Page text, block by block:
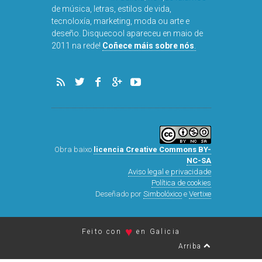
de música, letras, estilos de vida,
tecnoloxía, marketing, moda ou arte e
deseño. Disquecool apareceu en maio de
2011 na rede! Coñece máis sobre nós
Obra baixo licencia Creative Commons BY-
NC-SA
Aviso legal e privacidade
Política de cookies
Deseñado por Simbolóxicoe Vertixe
Feito con ♥ en Galicia
Arriba